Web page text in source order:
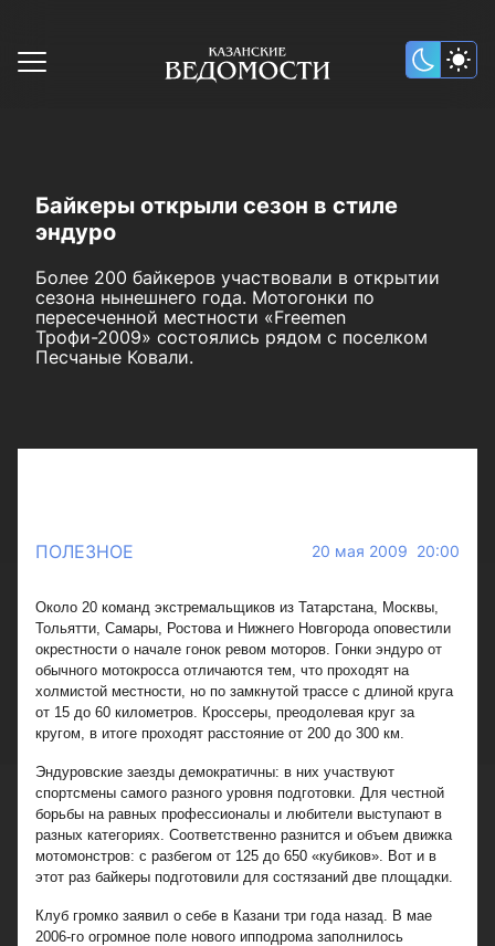
Байкеры открыли сезон в стиле
эндуро
Более 200 байкеров участвовали в открытии
сезона нынешнего года. Мотогонки по
пересеченной местности «Freemen
Трофи-2009» состоялись рядом с поселком
Песчаные Ковали.
ПОЛЕЗНОЕ 20 мая 2009 20:00
Около 20 команд экстремальщиков из Татарстана, Москвы,
Тольятти, Самары, Ростова и Нижнего Новгорода оповестили
окрестности о начале гонок ревом моторов. Гонки эндуро от
обычного мотокросса отличаются тем, что проходят на
холмистой местности, но по замкнутой трассе с длиной круга
от 15 до 60 километров. Кроссеры, преодолевая круг за
кругом, в итоге проходят расстояние от 200 до 300 км.
Эндуровские заезды демократичны: в них участвуют
спортсмены самого разного уровня подготовки. Для честной
борьбы на равных профессионалы и любители выступают в
разных категориях. Соответственно разнится и объем движка
мотомонстров: с разбегом от 125 до 650 «кубиков». Вот и в
этот раз байкеры подготовили для состязаний две площадки.
Клуб громко заявил о себе в Казани три года назад. В мае
2006-го огромное поле нового ипподрома заполнилось